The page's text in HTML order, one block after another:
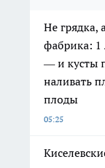
Не грядка,
фабрика: 1
— и кусты
наливать
плоды
05:25